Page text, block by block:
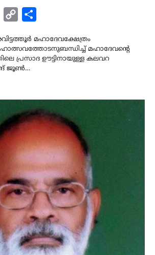
TwitterCopy
മഹാദേവക്ഷേത്രം
മഹാദേവന്റെ
പ്രസാദ ഊട്ടിനായുള്ള കലവറ
ജൂൺ…